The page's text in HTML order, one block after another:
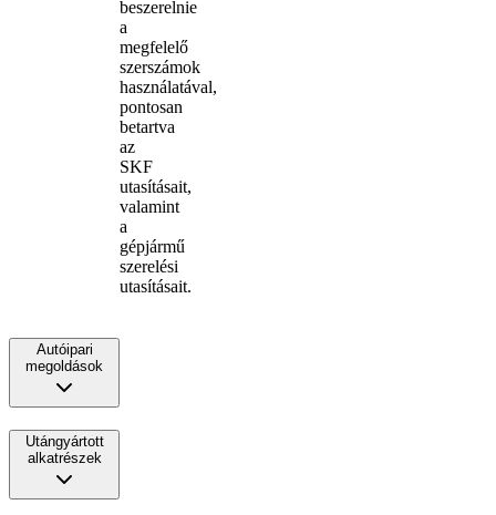
beszerelnie
a
megfelelő
szerszámok
használatával,
pontosan
betartva
az
SKF
utasításait,
valamint
a
gépjármű
szerelési
utasításait.
Autóipari
megoldások
Utángyártott
alkatrészek